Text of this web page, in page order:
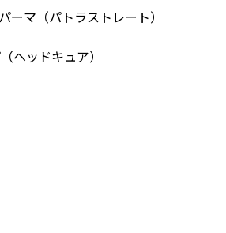
ーマ（パトラストレート）
ヘッドキュア）